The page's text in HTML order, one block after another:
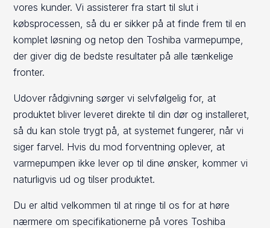
vores kunder. Vi assisterer fra start til slut i
købsprocessen, så du er sikker på at finde frem til en
komplet løsning og netop den Toshiba varmepumpe,
der giver dig de bedste resultater på alle tænkelige
fronter.
Udover rådgivning sørger vi selvfølgelig for, at
produktet bliver leveret direkte til din dør og installeret,
så du kan stole trygt på, at systemet fungerer, når vi
siger farvel. Hvis du mod forventning oplever, at
varmepumpen ikke lever op til dine ønsker, kommer vi
naturligvis ud og tilser produktet.
Du er altid velkommen til at ringe til os for at høre
nærmere om specifikationerne på vores Toshiba